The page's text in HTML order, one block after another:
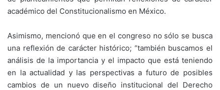
académico del Constitucionalismo en México.
Asimismo, mencionó que en el congreso no sólo se busca
una reflexión de carácter histórico; “también buscamos el
análisis de la importancia y el impacto que está teniendo
en la actualidad y las perspectivas a futuro de posibles
cambios de un nuevo diseño institucional del Derecho